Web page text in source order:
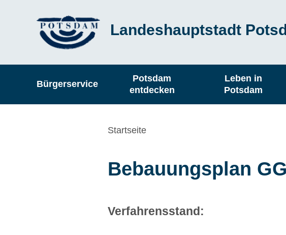
Landeshauptstadt
Bürgerservice
Potsdam
entdecken
Leben in
Potsdam
Pfadnavigation
Startseite
Bebauungsplan
Verfahrensstand: